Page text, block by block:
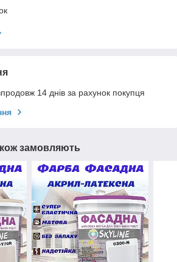
14 днів за рахунок покупця
замовляють